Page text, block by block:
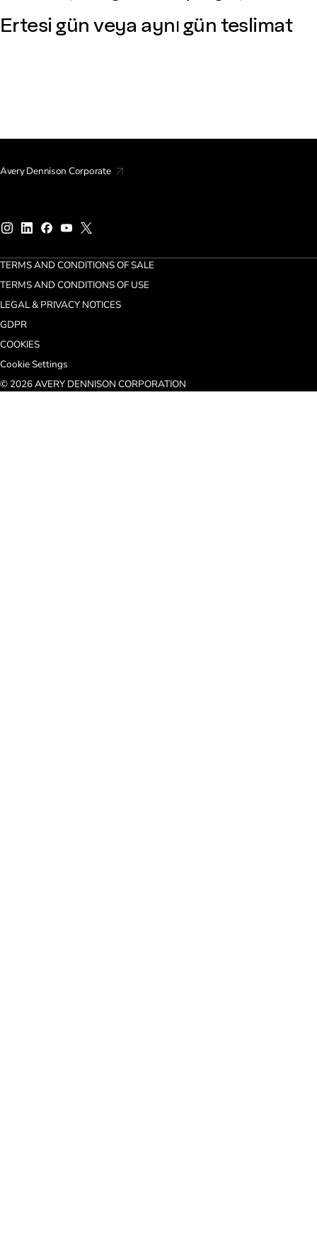
Ertesi gün veya aynı gün teslimat
Avery Dennison Corporate
TERMS AND CONDITIONS OF SALE
TERMS AND CONDITIONS OF USE
LEGAL & PRIVACY NOTICES
GDPR
COOKIES
Cookie Settings
© 2026 AVERY DENNISON CORPORATION